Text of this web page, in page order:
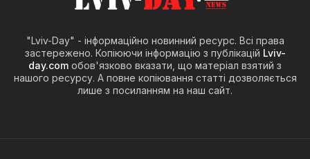
"Lviv-Day" - інформаційно новинний ресурс. Всі права
застережено. Копіюючи інформацію з публікацій Lviv-
day.com обов'язково вказати, що матеріал взятий з
нашого ресурсу. А повне копіювання статті дозволяється
лише з посиланням на наш сайт.